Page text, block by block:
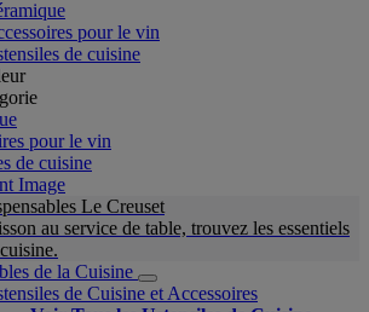
pour le vin
de cuisine
pour le vin
de cuisine
Le Creuset
au service de table, trouvez les essentiels
de la Cuisine
de Cuisine et Accessoires